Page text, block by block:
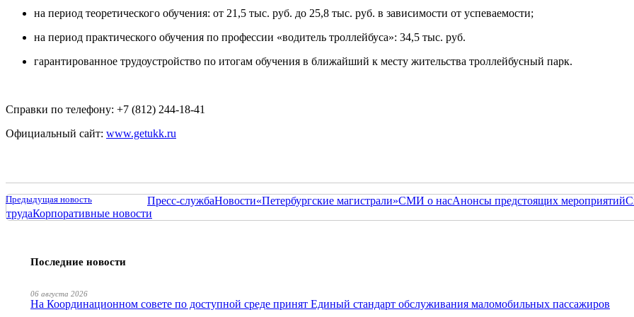
на период теоретического обучения: от 21,5 тыс. руб. до 25,8 тыс. руб. в зависимости от успеваемости;
на период практического обучения по профессии «водитель троллейбуса»: 34,5 тыс. руб.
гарантированное трудоустройство по итогам обучения в ближайший к месту жительства троллейбусный парк.
Справки по телефону: +7 (812) 244-18-41
Официальный сайт: www.getukk.ru
Предыдущая новость Пресс-службаНовости«Петербургские магистрали»СМИ о насАнонсы предстоящих мероприятий
трудаКорпоративные новости
Последние новости
06 августа 2026
На Координационном совете по доступной среде принят Единый стандарт обслуживания маломобильных пассажиров